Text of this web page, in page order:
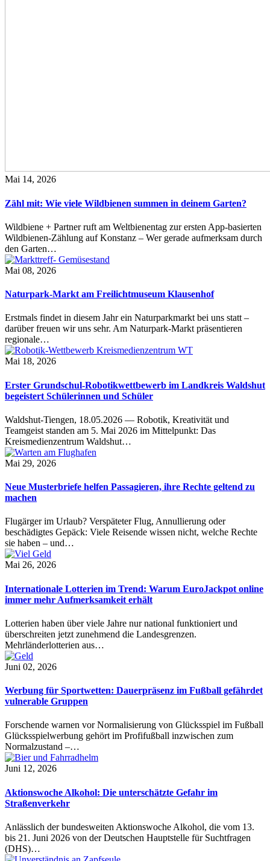
Mai 14, 2026
Zähl mit: Wie viele Wildbienen summen in deinem Garten?
Wildbiene + Partner ruft am Weltbienentag zur ersten App-basierten
Wildbienen-Zählung auf Konstanz – Wer gerade aufmerksam durch
den Garten…
Mai 08, 2026
Naturpark-Markt am Freilichtmuseum Klausenhof
Erstmals findet in diesem Jahr ein Naturparkmarkt bei uns statt –
darüber freuen wir uns sehr. Am Naturpark-Markt präsentieren
regionale…
Mai 18, 2026
Erster Grundschul-Robotikwettbewerb im Landkreis Waldshut
begeistert Schülerinnen und Schüler
Waldshut-Tiengen, 18.05.2026 — Robotik, Kreativität und
Teamgeist standen am 5. Mai 2026 im Mittelpunkt: Das
Kreismedienzentrum Waldshut…
Mai 29, 2026
Neue Musterbriefe helfen Passagieren, ihre Rechte geltend zu
machen
Flugärger im Urlaub? Verspäteter Flug, Annullierung oder
beschädigtes Gepäck: Viele Reisende wissen nicht, welche Rechte
sie haben – und…
Mai 26, 2026
Internationale Lotterien im Trend: Warum EuroJackpot online
immer mehr Aufmerksamkeit erhält
Lotterien haben über viele Jahre nur national funktioniert und
überschreiten jetzt zunehmend die Landesgrenzen.
Mehrländerlotterien aus…
Juni 02, 2026
Werbung für Sportwetten: Dauerpräsenz im Fußball gefährdet
vulnerable Gruppen
Forschende warnen vor Normalisierung von Glücksspiel im Fußball
Glücksspielwerbung gehört im Profifußball inzwischen zum
Normalzustand –…
Juni 12, 2026
Aktionswoche Alkohol: Die unterschätzte Gefahr im
Straßenverkehr
Anlässlich der bundesweiten Aktionswoche Alkohol, die vom 13.
bis 21. Juni 2026 von der Deutschen Hauptstelle für Suchtfragen
(DHS)…